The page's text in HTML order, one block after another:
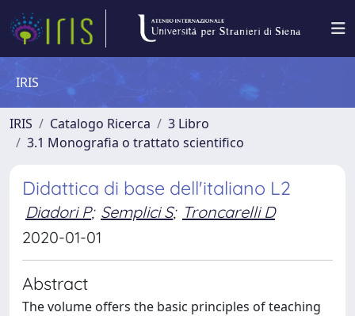
IRIS
IRIS Catalogo Ricerca
3 Libro
3.1 Monografia o trattato scientifico
Didattica di base dell'italiano L2
Diadori P; Semplici S; Troncarelli D
2020-01-01
Abstract
The volume offers the basic principles of teaching